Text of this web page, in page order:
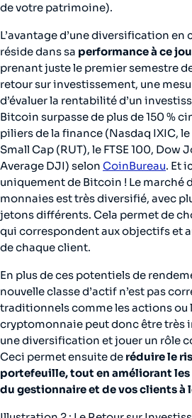
de votre patrimoine).
L’avantage d’une diversification
réside dans sa performance à ce
prenant juste le premier semestre
retour sur investissement, une
d’évaluer la rentabilité d’un
Bitcoin surpasse de plus de 150 %
piliers de la finance (Nasdaq IXIC, le
Small Cap (RUT), le FTSE 100, Dow
Average DJI) selon CoinBureau. Et
uniquement de Bitcoin ! Le marché
monnaies est très diversifié, avec
jetons différents. Cela permet de
qui correspondent aux objectifs et
de chaque client.
En plus de ces potentiels de
nouvelle classe d’actif n’est pas
traditionnels comme les actions ou
cryptomonnaie peut donc être très
une diversification et jouer un rôle
Ceci permet ensuite de réduire le
portefeuille, tout en améliorant
du gestionnaire et de vos clients à